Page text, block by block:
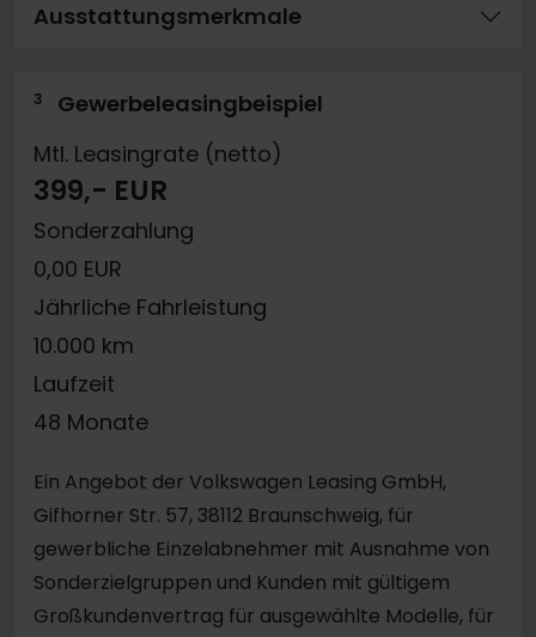
Ausstattungsmerkmale
3
Gewerbeleasingbeispiel
Mtl. Leasingrate (netto)
399,- EUR
Sonderzahlung
0,00 EUR
Jährliche Fahrleistung
10.000 km
Laufzeit
48 Monate
Ein Angebot der Volkswagen Leasing GmbH,
Gifhorner Str. 57, 38112 Braunschweig, für
gewerbliche Einzelabnehmer mit Ausnahme von
Sonderzielgruppen und Kunden mit gültigem
Großkundenvertrag für ausgewählte Modelle, für